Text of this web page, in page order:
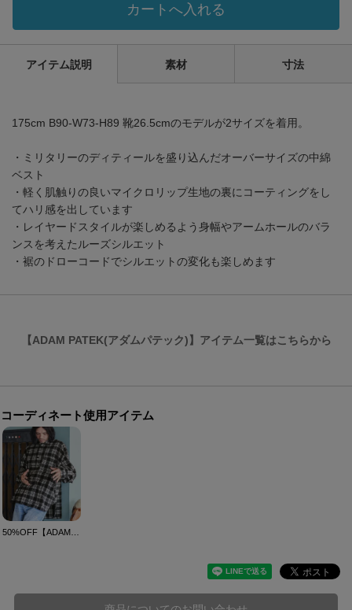
カートへ入れる
アイテム説明 素材 寸法
175cm B90-W73-H89 靴26.5cmのモデルが2サイズを着用。
・ミリタリーのディティールを盛り込んだオーバーサイズの中綿
ベスト
・軽く肌触りの良いマイクロリップ生地の裏にコーティングをし
てハリ感を出しています
・レイヤードスタイルが楽しめるよう身幅やアームホールのバラ
ンスを考えたルーズシルエット
・裾のドローコードでシルエットの変化も楽しめます
【ADAM PATEK(アダムパテック)】アイテム一覧はこちらから
コーディネート使用アイテム